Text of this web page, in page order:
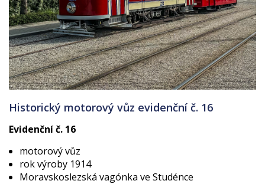
Historický motorový vůz evidenční č. 16
Evidenční č. 16
motorový vůz
rok výroby 1914
Moravskoslezská vagónka ve Studénce